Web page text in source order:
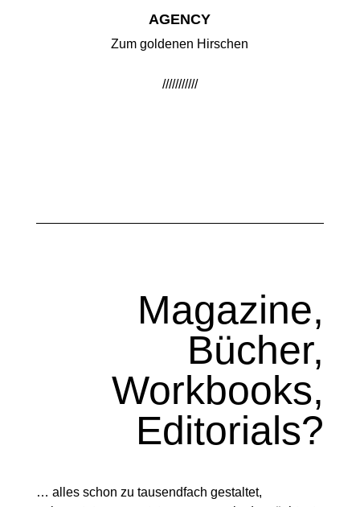
AGENCY
Zum goldenen Hirschen
///////////
Magazine,
Bücher,
Workbooks,
Editorials?
… alles schon zu tausendfach gestaltet,